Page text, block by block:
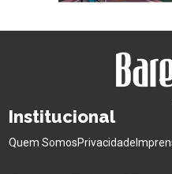
Institucional
Quem SomosPrivacidade